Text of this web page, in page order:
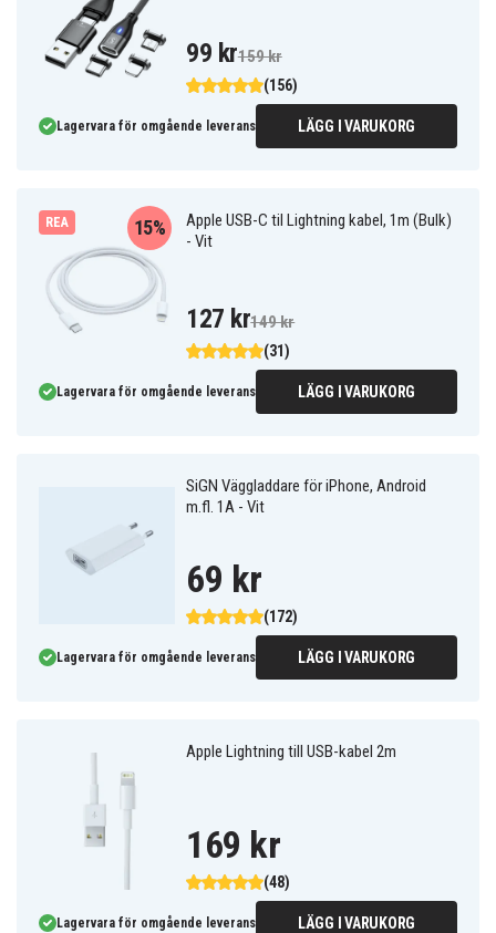
(156)
99 kr159 kr
Lagervara för omgående leverans LÄGG I VARUKORG
REA
Apple USB-C til Lightning kabel, 1m (Bulk)
- Vit
(31)
15%
127 kr149 kr
Lagervara för omgående leverans LÄGG I VARUKORG
SiGN Väggladdare för iPhone, Android
m.fl. 1A - Vit
(172)
69 kr
Lagervara för omgående leverans LÄGG I VARUKORG
Apple Lightning till USB-kabel 2m
(48)
169 kr
Lagervara för omgående leverans LÄGG I VARUKORG